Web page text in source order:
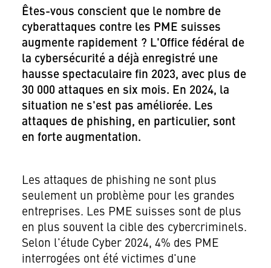
Êtes-vous conscient que le nombre de
cyberattaques contre les PME suisses
augmente rapidement ? L'Office fédéral de
la cybersécurité a déjà enregistré une
hausse spectaculaire fin 2023, avec plus de
30 000 attaques en six mois. En 2024, la
situation ne s'est pas améliorée. Les
attaques de phishing, en particulier, sont
en forte augmentation.
Les attaques de phishing ne sont plus
seulement un problème pour les grandes
entreprises. Les PME suisses sont de plus
en plus souvent la cible des cybercriminels.
Selon l'étude Cyber ​​2024, 4% des PME
interrogées ont été victimes d'une